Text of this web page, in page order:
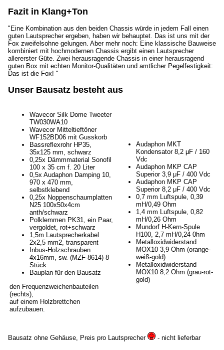
Fazit in Klang+Ton
"Eine Kombination aus den beiden Chassis würde in jedem Fall einen
guten Lautsprecher ergeben, haben wir behauptet. Das ist uns mit der
Fox zweifelsohne gelungen. Aber mehr noch: Eine klassische Bauweise
kombiniert mit hochmodernen Chassis ergibt einen Lautsprecher
allererster Güte. Zwei herausragende Chassis in einer herausragend
guten Box mit echten Monitor-Qualitäten und amtlicher Pegelfestigkeit:
Das ist die Fox! "
Unser Bausatz besteht aus
Wavecor Silk Dome Tweeter
TW030WA10
Wavecor Mitteltieftöner
WF152BD06 mit Gusskorb
Bassreflexrohr HP35,
35x125 mm, schwarz
0,25x Dämmmaterial Sonofil
100 x 35 cm f. 20 Liter
0,5x Audaphon Damping 10,
970 x 470 mm,
selbstklebend
0,25x Noppenschaumplatten
N25 100x50x4cm
anth/schwarz
Polklemmen PK31, ein Paar,
vergoldet, rot+schwarz
1,5m Lautsprecherkabel
2x2,5 mm2, transparent
Inbus-Holzschrauben
4x16mm, sw. (MZF-8614) 8
Stück
Bauplan für den Bausatz
den Frequenzweichenbauteilen
(rechts),
auf einem Holzbrettchen
aufzubauen.
Audaphon MKT
Kondensator 8,2 μF / 160
Vdc
Audaphon MKP CAP
Superior 3,9 μF / 400 Vdc
Audaphon MKP CAP
Superior 8,2 μF / 400 Vdc
0,7 mm Luftspule, 0,39
mH/0,49 Ohm
1,4 mm Luftspule, 0,82
mH/0,26 Ohm
Mundorf H-Kern-Spule
H100, 2,7 mH/0,24 0hm
Metalloxidwiderstand
MOX10 3,9 Ohm (orange-
weiß-gold)
Metalloxidwiderstand
MOX10 8,2 Ohm (grau-rot-
gold)
Bausatz ohne Gehäuse, Preis pro Lautsprecher - nicht lieferbar